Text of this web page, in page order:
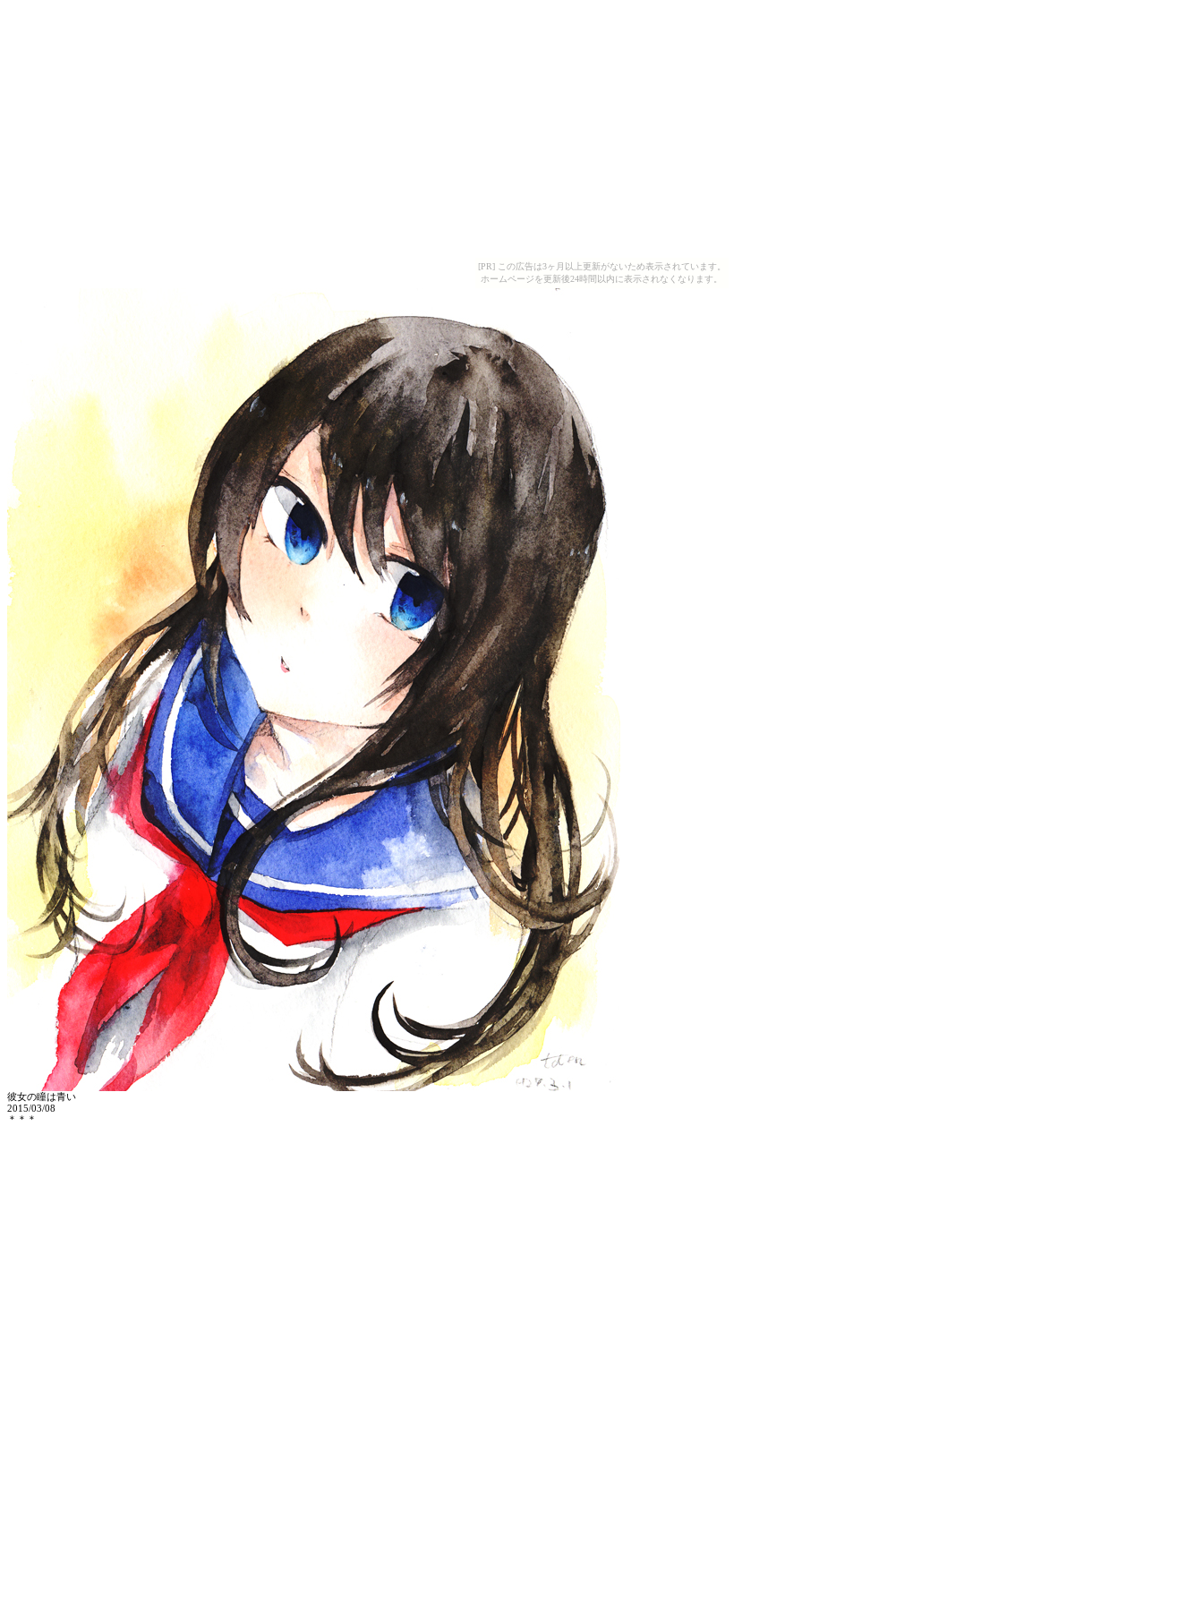
[PR] この広告は3ヶ月以上更新がないため表示されています。
ホームページを更新後24時間以内に表示されなくなります。
彼女の瞳は青い
2015/03/08
＊＊＊